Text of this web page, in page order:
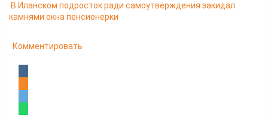
В Иланском подросток ради самоутверждения закидал
камнями окна пенсионерки
Комментировать